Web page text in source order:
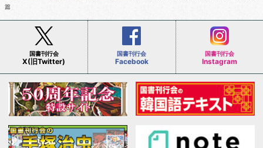
篇
国書刊行会
X(旧Twitter)
国書刊行会
Facebook
国書刊行会
Instagram